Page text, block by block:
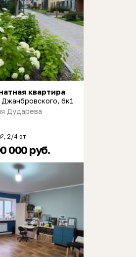
квартира
Джанбровского, 6к1
Дударева
2 , 2/4 эт.
000 руб.